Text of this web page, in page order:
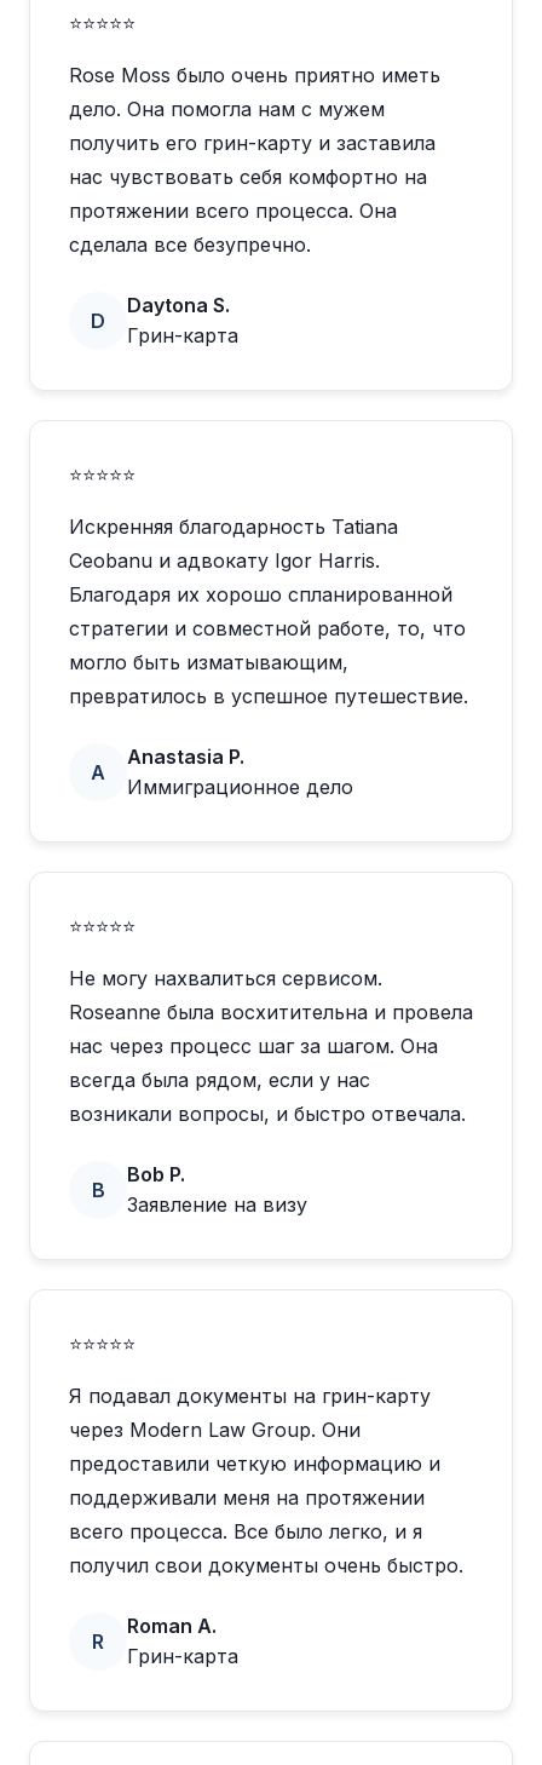
⭐⭐⭐⭐⭐
Rose Moss было очень приятно иметь
дело. Она помогла нам с мужем
получить его грин-карту и заставила
нас чувствовать себя комфортно на
протяжении всего процесса. Она
сделала все безупречно.
D
Daytona S.
Грин-карта
⭐⭐⭐⭐⭐
Искренняя благодарность Tatiana
Ceobanu и адвокату Igor Harris.
Благодаря их хорошо спланированной
стратегии и совместной работе, то, что
могло быть изматывающим,
превратилось в успешное путешествие.
A
Anastasia P.
Иммиграционное дело
⭐⭐⭐⭐⭐
Не могу нахвалиться сервисом.
Roseanne была восхитительна и провела
нас через процесс шаг за шагом. Она
всегда была рядом, если у нас
возникали вопросы, и быстро отвечала.
B
Bob P.
Заявление на визу
⭐⭐⭐⭐⭐
Я подавал документы на грин-карту
через Modern Law Group. Они
предоставили четкую информацию и
поддерживали меня на протяжении
всего процесса. Все было легко, и я
получил свои документы очень быстро.
R
Roman A.
Грин-карта